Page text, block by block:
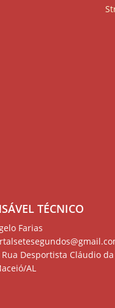
TÉCNICO
Farias
Desportista Cláudio
AL